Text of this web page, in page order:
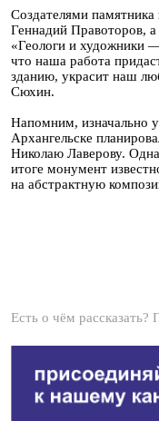
Создателями
Геннадий Правоторов,
«Геологи и художники
что наша работа
зданию, украсит наш
Сюхин.
Напомним, изначально
Архангельске
Николаю Лаверову.
итоге монумент
на абстрактную
Есть о чём рассказать?